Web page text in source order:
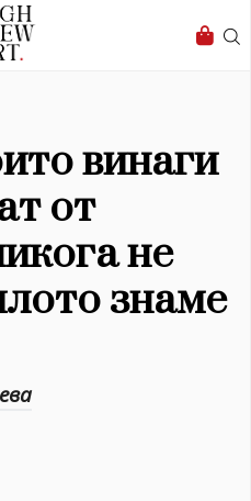
винаги
от
не
знаме